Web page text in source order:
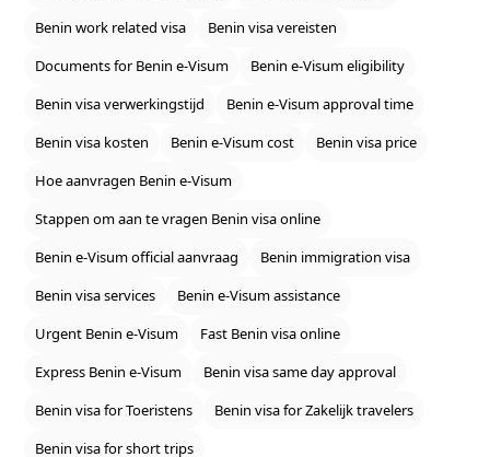
Benin work related visa
Benin visa vereisten
Documents for Benin e‑Visum
Benin e‑Visum eligibility
Benin visa verwerkingstijd
Benin e‑Visum approval time
Benin visa kosten
Benin e‑Visum cost
Benin visa price
Hoe aanvragen Benin e‑Visum
Stappen om aan te vragen Benin visa online
Benin e‑Visum official aanvraag
Benin immigration visa
Benin visa services
Benin e‑Visum assistance
Urgent Benin e‑Visum
Fast Benin visa online
Express Benin e‑Visum
Benin visa same day approval
Benin visa for Toeristens
Benin visa for Zakelijk travelers
Benin visa for short trips